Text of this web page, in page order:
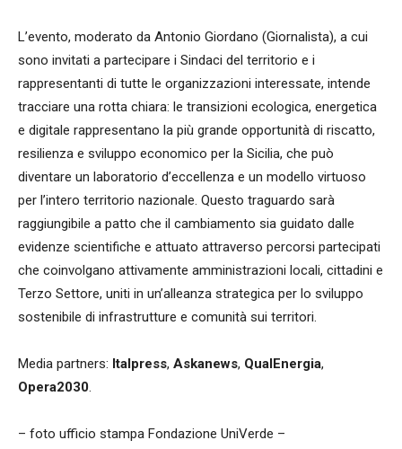
L’evento, moderato da Antonio Giordano (Giornalista), a cui
sono invitati a partecipare i Sindaci del territorio e i
rappresentanti di tutte le organizzazioni interessate, intende
tracciare una rotta chiara: le transizioni ecologica, energetica
e digitale rappresentano la più grande opportunità di riscatto,
resilienza e sviluppo economico per la Sicilia, che può
diventare un laboratorio d’eccellenza e un modello virtuoso
per l’intero territorio nazionale. Questo traguardo sarà
raggiungibile a patto che il cambiamento sia guidato dalle
evidenze scientifiche e attuato attraverso percorsi partecipati
che coinvolgano attivamente amministrazioni locali, cittadini e
Terzo Settore, uniti in un’alleanza strategica per lo sviluppo
sostenibile di infrastrutture e comunità sui territori.
Media partners: Italpress, Askanews, QualEnergia,
Opera2030.
– foto ufficio stampa Fondazione UniVerde –